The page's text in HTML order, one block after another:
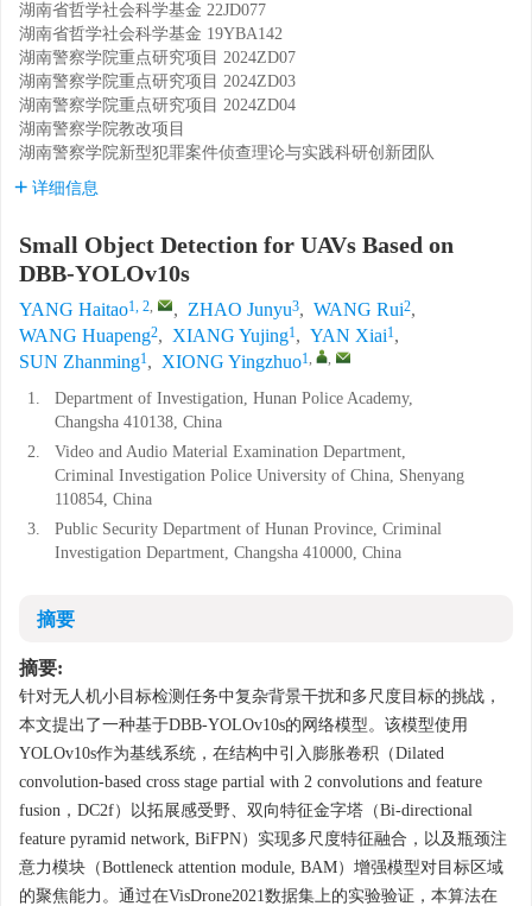
湖南省哲学社会科学基金 22JD077
湖南省哲学社会科学基金 19YBA142
湖南警察学院重点研究项目 2024ZD07
湖南警察学院重点研究项目 2024ZD03
湖南警察学院重点研究项目 2024ZD04
湖南警察学院教改项目
湖南警察学院新型犯罪案件侦查理论与实践科研创新团队
详细信息
Small Object Detection for UAVs Based on
DBB-YOLOv10s
YANG Haitao1, 2, , ZHAO Junyu3, WANG Rui2,
WANG Huapeng2, XIANG Yujing1, YAN Xiai1,
SUN Zhanming1, XIONG Yingzhuo1, ,
1.
Department of Investigation, Hunan Police Academy,
Changsha 410138, China
2.
Video and Audio Material Examination Department,
Criminal Investigation Police University of China, Shenyang
110854, China
3.
Public Security Department of Hunan Province, Criminal
Investigation Department, Changsha 410000, China
摘要
摘要:
针对无人机小目标检测任务中复杂背景干扰和多尺度目标的挑战，
本文提出了一种基于DBB-YOLOv10s的网络模型。该模型使用
YOLOv10s作为基线系统，在结构中引入膨胀卷积（Dilated
convolution-based cross stage partial with 2 convolutions and feature
fusion，DC2f）以拓展感受野、双向特征金字塔（Bi-directional
feature pyramid network, BiFPN）实现多尺度特征融合，以及瓶颈注
意力模块（Bottleneck attention module, BAM）增强模型对目标区域
的聚焦能力。通过在VisDrone2021数据集上的实验验证，本算法在